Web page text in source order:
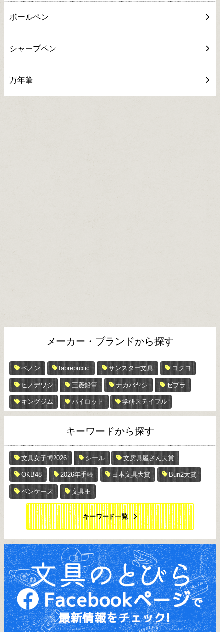
ボールペン
シャープペン
万年筆
メーカー・ブランドから探す
ペノン fabrepublic サンスター文具 コクヨ
ヒノデワシ 三菱鉛筆 ナカバヤシ ゼブラ
キングジム パイロット 学研ステイフル
キーワードから探す
文具女子博2026 シール 文房具屋さん大賞
OKB48 2026年手帳 日本文具大賞 Bun2大賞
ペンケース 文具王
キーワード一覧